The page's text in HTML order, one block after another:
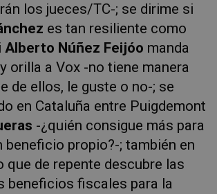
los jueces/TC-; se dirime si
es tan resiliente como
Alberto Núñez Feijóo manda
orilla a Vox -no tiene manera
de ellos, le guste o no-; se
en Cataluña entre Puigdemont
-¿quién consigue más para
beneficio propio?-; también en
que de repente descubre las
beneficios fiscales para la